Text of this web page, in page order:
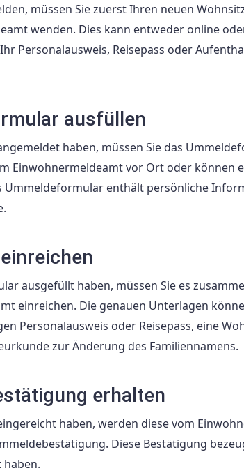
müssen Sie zuerst Ihren neuen
wenden. Dies kann entweder online
Personalausweis, Reisepass oder
ausfüllen
haben, müssen Sie das
Einwohnermeldeamt vor Ort oder können
enthält persönliche
ausgefüllt haben, müssen Sie es
einreichen. Die genauen Unterlagen
Personalausweis oder Reisepass, eine
zur Änderung des Familiennamens.
erhalten
haben, werden diese vom
Diese Bestätigung